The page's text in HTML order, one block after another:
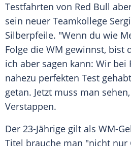
Testfahrten von Red Bull
sein neuer Teamkollege
Silberpfeile. "Wenn du wie
Folge die WM gewinnst, bist
ich aber sagen kann: Wir bei
nahezu perfekten Test
getan. Jetzt muss man
Verstappen.
Der 23-Jährige gilt als WM-
Titel brauche man "nicht nur